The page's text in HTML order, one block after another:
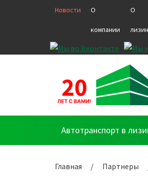
Новости О
компании
О
Автотранспорт в
Главная / Партнеры